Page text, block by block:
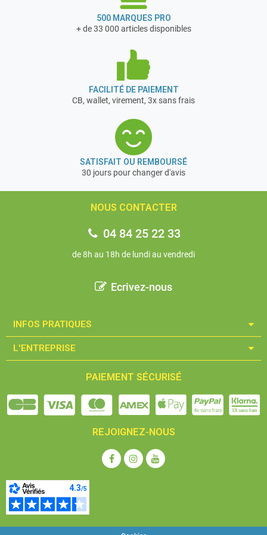
500 MARQUES PRO
+ de 33 000 articles disponibles
FACILITÉ DE PAIEMENT
CB, wallet, virement, 3x sans frais
SATISFAIT OU REMBOURSÉ
30 jours pour changer d'avis
NOUS CONTACTER
04 84 25 22 33
de 8h au 18h de lundi au vendredi
Ecrivez-nous
INFOS PRATIQUES​
L'ENTREPRISE​
PAIEMENT SÉCURISÉ
REJOIGNEZ-NOUS